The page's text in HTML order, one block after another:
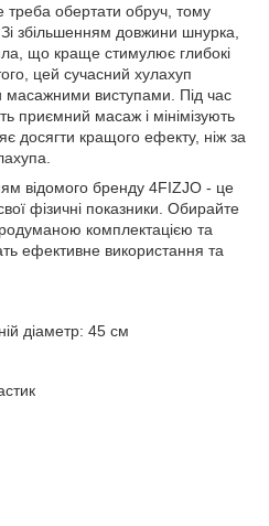
обертати обруч, тому
збільшенням довжини шнурка,
що краще стимулює глибокі
цей сучасний хулахуп
виступами. Під час
приємний масаж і мінімізують
досягти кращого ефекту, ніж за
відомого бренду 4FIZJO - це
фізичні показники. Обирайте
комплектацією та
ефективне використання та
діаметр: 45 см